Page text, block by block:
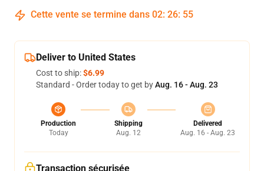
Cette vente se termine dans 02: 26: 54
Deliver to United States
Cost to ship:$6.99
Standard - Order today to get byAug. 16 - Aug. 23
Production
Today
Shipping
Aug. 12
Delivered
Aug. 16 - Aug. 23
Transaction sécurisée